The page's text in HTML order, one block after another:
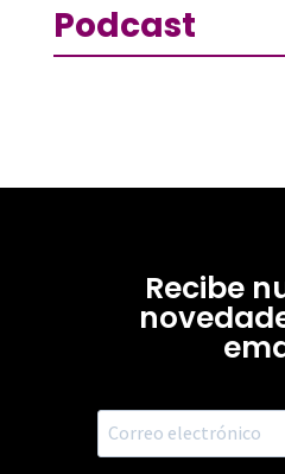
Podcast
Recibe